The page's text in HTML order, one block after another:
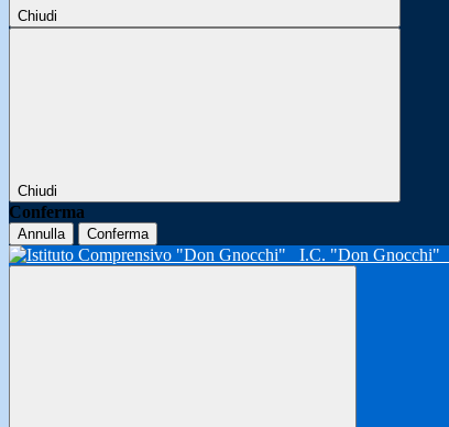
Chiudi
Chiudi
Conferma
Annulla Conferma
I.C. "Don Gnocchi"